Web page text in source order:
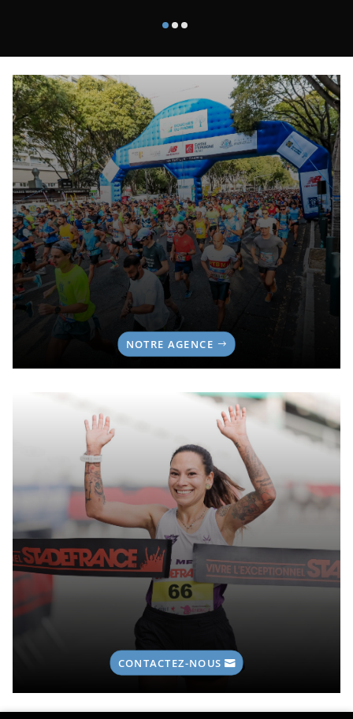
NOTRE AGENCE
CONTACTEZ-NOUS